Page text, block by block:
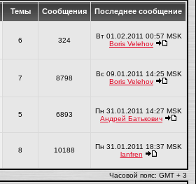
Темы Сообщения Последнее сообщение
6 324
Вт 01.02.2011 00:57 MSK
Boris Velehov
7 8798
Вс 09.01.2011 14:25 MSK
Boris Velehov
5 6893
Пн 31.01.2011 14:27 MSK
Андрей Батькович
8 10188
Пн 31.01.2011 18:37 MSK
lanfren
Часовой пояс: GMT + 3